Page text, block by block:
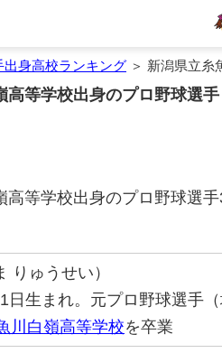
出身高校ランキング ＞ 新潟県立糸
高等学校出身のプロ野球選手
高等学校出身のプロ野球選
りゅうせい）
日生まれ。元プロ野球選手（
川白嶺高等学校を卒業